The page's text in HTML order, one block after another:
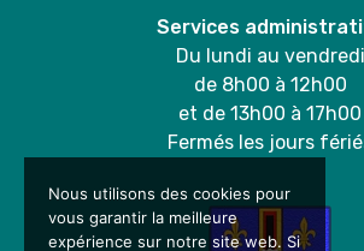
Services
Du lundi au vendredi
de 8h00 à 12h00
et de 13h00 à 17h00
Fermés les jours
Nous utilisons des cookies pour
vous garantir la meilleure
expérience sur notre site web. Si